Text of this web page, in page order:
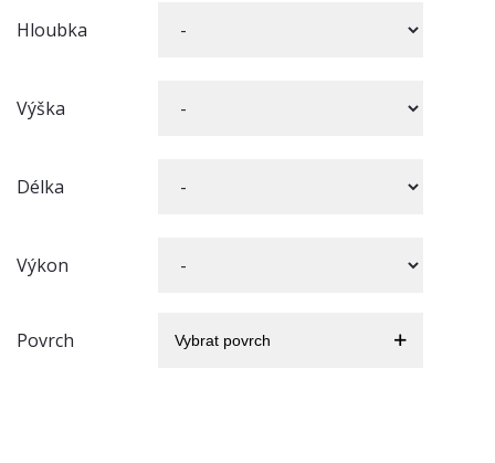
Hloubka
Výška
Délka
Výkon
Povrch Vybrat povrch